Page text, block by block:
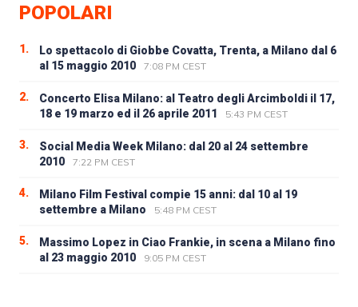
POPOLARI
1.
Lo spettacolo di Giobbe Covatta, Trenta, a Milano dal 6
al 15 maggio 2010
7:08 PM CEST
2.
Concerto Elisa Milano: al Teatro degli Arcimboldi il 17,
18 e 19 marzo ed il 26 aprile 2011
5:43 PM CEST
3.
Social Media Week Milano: dal 20 al 24 settembre
2010
7:22 PM CEST
4.
Milano Film Festival compie 15 anni: dal 10 al 19
settembre a Milano
5:48 PM CEST
5.
Massimo Lopez in Ciao Frankie, in scena a Milano fino
al 23 maggio 2010
9:05 PM CEST